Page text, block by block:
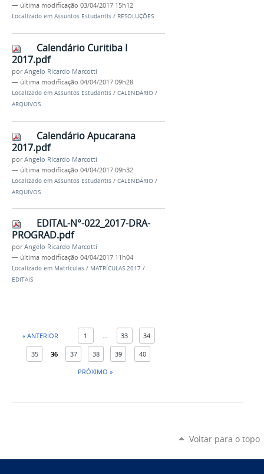
— última modificação 03/04/2017 15h12
Localizado em Assuntos Estudantis / RESOLUÇÕES
Calendário Curitiba I
2017.pdf
porAngelo Ricardo Marcotti
— última modificação 04/04/2017 09h28
Localizado em Assuntos Estudantis / CALENDÁRIO /
ARQUIVOS
Calendário Apucarana
2017.pdf
porAngelo Ricardo Marcotti
— última modificação 04/04/2017 09h32
Localizado em Assuntos Estudantis / CALENDÁRIO /
ARQUIVOS
EDITAL-N°-022_2017-DRA-
PROGRAD.pdf
porAngelo Ricardo Marcotti
— última modificação 04/04/2017 11h04
Localizado em Matrículas / MATRÍCULAS 2017 /
EDITAIS
« ANTERIOR 1 ... 33 34
35 36 37 38 39
40
PRÓXIMO »
Voltar para o topo